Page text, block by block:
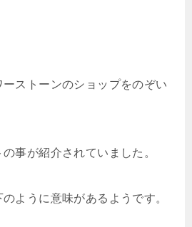
ストーンのショップをのぞい
事が紹介されていました。
ように意味があるようです。